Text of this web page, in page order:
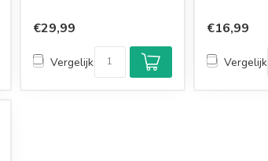
€29,99
Vergelijk
€16,99
Vergelijk